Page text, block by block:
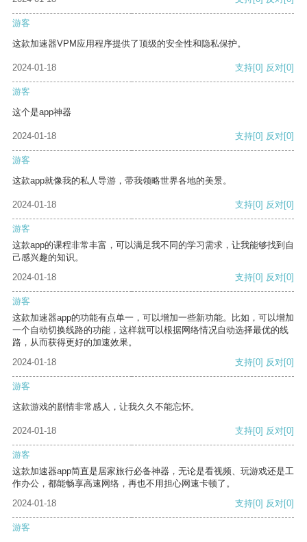
游客
这款加速器VPM应用程序提供了顶级的安全性和隐私保护。
2024-01-18 支持[0] 反对[0]
游客
这个是app神器
2024-01-18 支持[0] 反对[0]
游客
这款app就像我的私人导游，带我领略世界各地的美景。
2024-01-18 支持[0] 反对[0]
游客
这款app的课程非常丰富，可以满足我不同的学习需求，让我能够找到自
己感兴趣的知识。
2024-01-18
支持[0] 反对[0]
游客
这款加速器app的功能有点单一，可以增加一些新功能。比如，可以增加
一个自动切换线路的功能，这样就可以根据网络情况自动选择最优的线
路，从而获得更好的加速效果。
2024-01-18
支持[0] 反对[0]
游客
这款游戏的剧情非常感人，让我久久不能忘怀。
2024-01-18 支持[0] 反对[0]
游客
这款加速器app简直是居家旅行必备神器，无论是看视频、玩游戏还是工
作办公，都能畅享高速网络，再也不用担心网速卡顿了。
2024-01-18
支持[0] 反对[0]
游客